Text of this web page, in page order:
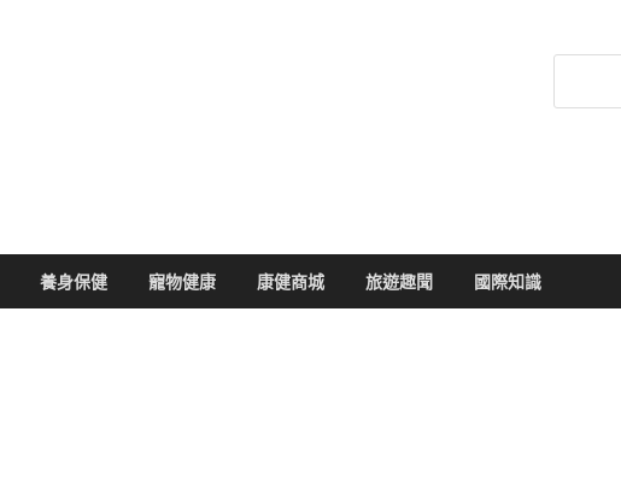
養身保健 寵物健康 康健商城 旅遊趣聞 國際知識